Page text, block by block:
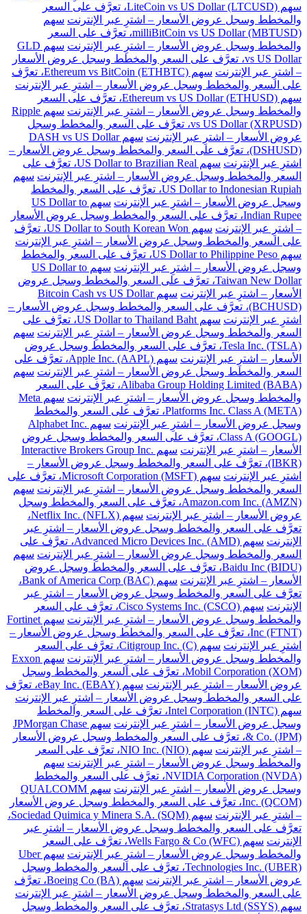
سهم LiteCoin vs US Dollar (LTCUSD)، تعرَّف على السعر
والمخطط وسجل عروض الأسعار – اشترِ عبر الإنترنت سهم
milliBitCoin vs US Dollar (MBTUSD)، تعرَّف على السعر
والمخطط وسجل عروض الأسعار – اشترِ عبر الإنترنت
سهم GLD
vs US Dollar، تعرَّف على السعر والمخطط وسجل عروض الأسعار
– اشترِ عبر الإنترنت
سهم Ethereum vs BitCoin (ETHBTC)، تعرَّف
على السعر والمخطط وسجل عروض الأسعار – اشترِ عبر الإنترنت
سهم Ethereum vs US Dollar (ETHUSD)، تعرَّف على السعر
والمخطط وسجل عروض الأسعار – اشترِ عبر الإنترنت
سهم Ripple
vs US Dollar (XRPUSD)، تعرَّف على السعر والمخطط وسجل
عروض الأسعار – اشترِ عبر الإنترنت
سهم DASH vs US Dollar
(DSHUSD)، تعرَّف على السعر والمخطط وسجل عروض الأسعار –
اشترِ عبر الإنترنت
سهم US Dollar to Brazilian Real، تعرَّف على
السعر والمخطط وسجل عروض الأسعار – اشترِ عبر الإنترنت سهم
US Dollar to Indonesian Rupiah، تعرَّف على السعر والمخطط
وسجل عروض الأسعار – اشترِ عبر الإنترنت
سهم US Dollar to
Indian Rupee، تعرَّف على السعر والمخطط وسجل عروض الأسعار
– اشترِ عبر الإنترنت
سهم US Dollar to South Korean Won، تعرَّف
على السعر والمخطط وسجل عروض الأسعار – اشترِ عبر الإنترنت
سهم US Dollar to Philippine Peso، تعرَّف على السعر والمخطط
وسجل عروض الأسعار – اشترِ عبر الإنترنت
سهم US Dollar to
Taiwan New Dollar، تعرَّف على السعر والمخطط وسجل عروض
الأسعار – اشترِ عبر الإنترنت
سهم Bitcoin Cash vs US Dollar
(BCHUSD)، تعرَّف على السعر والمخطط وسجل عروض الأسعار –
اشترِ عبر الإنترنت
سهم US Dollar to Thailand Baht، تعرَّف على
السعر والمخطط وسجل عروض الأسعار – اشترِ عبر الإنترنت سهم
Tesla Inc. (TSLA)، تعرَّف على السعر والمخطط وسجل عروض
الأسعار – اشترِ عبر الإنترنت
سهم Apple Inc. (AAPL)، تعرَّف على
السعر والمخطط وسجل عروض الأسعار – اشترِ عبر الإنترنت سهم
Alibaba Group Holding Limited (BABA)، تعرَّف على السعر
والمخطط وسجل عروض الأسعار – اشترِ عبر الإنترنت
سهم Meta
Platforms Inc. Class A (META)، تعرَّف على السعر والمخطط
وسجل عروض الأسعار – اشترِ عبر الإنترنت
سهم Alphabet Inc.
Class A (GOOGL)، تعرَّف على السعر والمخطط وسجل عروض
الأسعار – اشترِ عبر الإنترنت
سهم Interactive Brokers Group Inc.
(IBKR)، تعرَّف على السعر والمخطط وسجل عروض الأسعار –
اشترِ عبر الإنترنت
سهم Microsoft Corporation (MSFT)، تعرَّف على
السعر والمخطط وسجل عروض الأسعار – اشترِ عبر الإنترنت سهم
Amazon.com Inc. (AMZN)، تعرَّف على السعر والمخطط وسجل
عروض الأسعار – اشترِ عبر الإنترنت
سهم Netflix Inc. (NFLX)،
تعرَّف على السعر والمخطط وسجل عروض الأسعار – اشترِ عبر
الإنترنت
سهم Advanced Micro Devices Inc. (AMD)، تعرَّف على
السعر والمخطط وسجل عروض الأسعار – اشترِ عبر الإنترنت سهم
Baidu Inc (BIDU)، تعرَّف على السعر والمخطط وسجل عروض
الأسعار – اشترِ عبر الإنترنت
سهم Bank of America Corp (BAC)،
تعرَّف على السعر والمخطط وسجل عروض الأسعار – اشترِ عبر
الإنترنت
سهم Cisco Systems Inc. (CSCO)، تعرَّف على السعر
والمخطط وسجل عروض الأسعار – اشترِ عبر الإنترنت
سهم Fortinet
Inc (FTNT)، تعرَّف على السعر والمخطط وسجل عروض الأسعار –
اشترِ عبر الإنترنت
سهم Citigroup Inc. (C)، تعرَّف على السعر
والمخطط وسجل عروض الأسعار – اشترِ عبر الإنترنت
سهم Exxon
Mobil Corporation (XOM)، تعرَّف على السعر والمخطط وسجل
عروض الأسعار – اشترِ عبر الإنترنت
سهم eBay Inc. (EBAY)، تعرَّف
على السعر والمخطط وسجل عروض الأسعار – اشترِ عبر الإنترنت
سهم Intel Corporation (INTC)، تعرَّف على السعر والمخطط
وسجل عروض الأسعار – اشترِ عبر الإنترنت
سهم JPMorgan Chase
& Co. (JPM)، تعرَّف على السعر والمخطط وسجل عروض الأسعار
– اشترِ عبر الإنترنت
سهم NIO Inc. (NIO)، تعرَّف على السعر
والمخطط وسجل عروض الأسعار – اشترِ عبر الإنترنت سهم
NVIDIA Corporation (NVDA)، تعرَّف على السعر والمخطط
وسجل عروض الأسعار – اشترِ عبر الإنترنت
سهم QUALCOMM
Inc. (QCOM)، تعرَّف على السعر والمخطط وسجل عروض الأسعار
– اشترِ عبر الإنترنت
سهم Sociedad Quimica y Minera S.A. (SQM)،
تعرَّف على السعر والمخطط وسجل عروض الأسعار – اشترِ عبر
الإنترنت
سهم Wells Fargo & Co (WFC)، تعرَّف على السعر
والمخطط وسجل عروض الأسعار – اشترِ عبر الإنترنت
سهم Uber
Technologies Inc. (UBER)، تعرَّف على السعر والمخطط وسجل
عروض الأسعار – اشترِ عبر الإنترنت
سهم Boeing Co (BA)، تعرَّف
على السعر والمخطط وسجل عروض الأسعار – اشترِ عبر الإنترنت
سهم Stratasys Ltd (SSYS)، تعرَّف على السعر والمخطط وسجل